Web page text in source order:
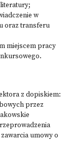
w
oraz transferu
miejscem pracy
z dopiskiem:
przez
umowy o